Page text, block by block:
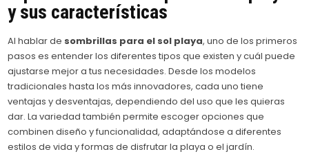
y sus características
Al hablar de sombrillas para el sol playa, uno de los primeros
pasos es entender los diferentes tipos que existen y cuál puede
ajustarse mejor a tus necesidades. Desde los modelos
tradicionales hasta los más innovadores, cada uno tiene
ventajas y desventajas, dependiendo del uso que les quieras
dar. La variedad también permite escoger opciones que
combinen diseño y funcionalidad, adaptándose a diferentes
estilos de vida y formas de disfrutar la playa o el jardín.